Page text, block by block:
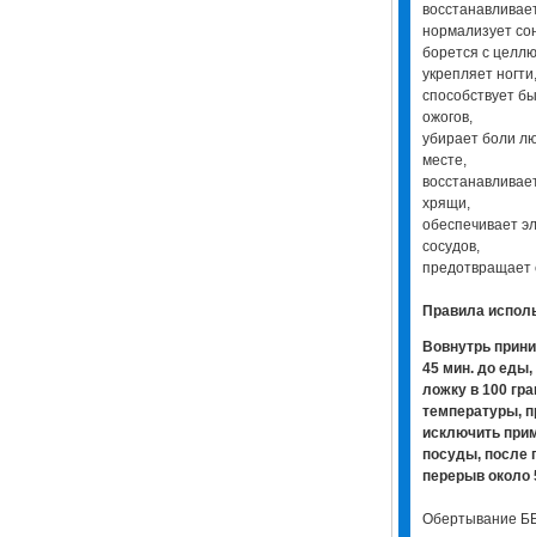
нормализует
борется с
укрепляет
способствует
ожогов,
убирает боли
месте,
хрящи,
обеспечивает
сосудов,
предотвращает
Правила
Вовнутрь
45 мин. до еды,
ложку в 100
температуры,
исключить
посуды, после
перерыв около
Обертывание